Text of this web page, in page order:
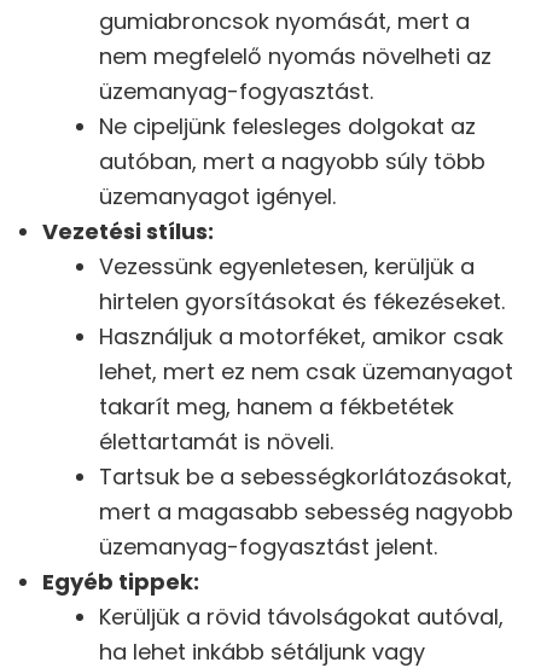
gumiabroncsok nyomását, mert a
nem megfelelő nyomás növelheti az
üzemanyag-fogyasztást.
Ne cipeljünk felesleges dolgokat az
autóban, mert a nagyobb súly több
üzemanyagot igényel.
Vezetési stílus:
Vezessünk egyenletesen, kerüljük a
hirtelen gyorsításokat és fékezéseket.
Használjuk a motorféket, amikor csak
lehet, mert ez nem csak üzemanyagot
takarít meg, hanem a fékbetétek
élettartamát is növeli.
Tartsuk be a sebességkorlátozásokat,
mert a magasabb sebesség nagyobb
üzemanyag-fogyasztást jelent.
Egyéb tippek:
Kerüljük a rövid távolságokat autóval,
ha lehet inkább sétáljunk vagy